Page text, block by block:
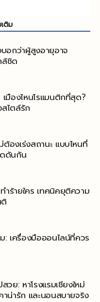
ติม
กว่าผู้สูงอายุอาจ
ล้ชิด
มืองไหนโรแมนติกที่สุด?
ไตล์รัก
องเร่งสถานะ แบบไหนที่
ดันกัน
ำร้ายใคร เทคนิคยุติความ
: เครื่องมือออนไลน์ที่ควร
วย: หาโรงแรมเชียงใหม่
าน่ารัก และนอนสบายจริง